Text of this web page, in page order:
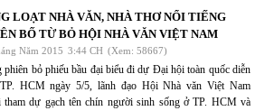
LOẠT NHÀ VĂN, NHÀ THƠ NỔI TIẾNG
BỐ TỪ BỎ HỘI NHÀ VĂN VIỆT NAM
Năm 2015 3:44 CH (Xem: 58667)
phiên bỏ phiếu bầu đại biểu đi dự Đại hội toàn quốc diễn
HCM ngày 5/5, lãnh đạo Hội Nhà văn Việt Nam
dự gạch tên chín người sinh sống ở TP. HCM và